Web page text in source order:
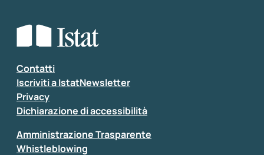
Seleziona la tipologia della segnalazione
Inserisci il tuo commento
Contatti
Iscriviti a IstatNewsletter
Privacy
Dichiarazione di accessibilità
Amministrazione Trasparente
Whistleblowing